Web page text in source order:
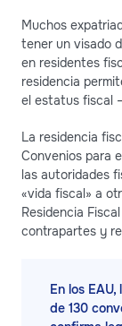
Muchos
tener un visado
en residentes
residencia
el estatus fiscal
La residencia
Convenios para
las autoridades
«vida fiscal» a
Residencia
contrapartes y
En los
de 130